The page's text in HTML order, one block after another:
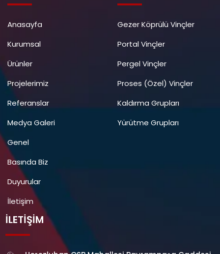
Anasayfa
Kurumsal
Ürünler
Projelerimiz
Referanslar
Medya Galeri
Genel
Basında Biz
Duyurular
İletişim
Gezer Köprülü Vinçler
Portal Vinçler
Pergel Vinçler
Proses (Özel) Vinçler
Kaldırma Grupları
Yürütme Grupları
İLETIŞIM